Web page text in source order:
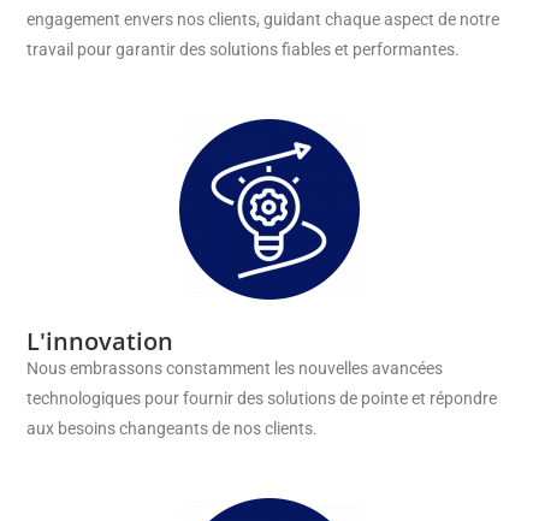
engagement envers nos clients, guidant chaque aspect de notre
travail pour garantir des solutions fiables et performantes.
L'innovation
Nous embrassons constamment les nouvelles avancées
technologiques pour fournir des solutions de pointe et répondre
aux besoins changeants de nos clients.